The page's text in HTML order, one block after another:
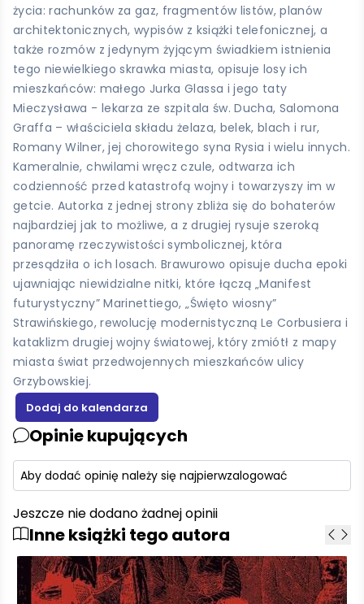
życia: rachunków za gaz, fragmentów listów, planów
architektonicznych, wypisów z książki telefonicznej, a
także rozmów z jedynym żyjącym świadkiem istnienia
tego niewielkiego skrawka miasta, opisuje losy ich
mieszkańców: małego Jurka Glassa i jego taty
Mieczysława - lekarza ze szpitala św. Ducha, Salomona
Graffa – właściciela składu żelaza, belek, blach i rur,
Romany Wilner, jej chorowitego syna Rysia i wielu innych.
Kameralnie, chwilami wręcz czule, odtwarza ich
codzienność przed katastrofą wojny i towarzyszy im w
getcie. Autorka z jednej strony zbliża się do bohaterów
najbardziej jak to możliwe, a z drugiej rysuje szeroką
panoramę rzeczywistości symbolicznej, która
przesądziła o ich losach. Brawurowo opisuje ducha epoki
ujawniając niewidzialne nitki, które łączą „Manifest
futurystyczny” Marinettiego, „Święto wiosny”
Strawińskiego, rewolucję modernistyczną Le Corbusiera i
kataklizm drugiej wojny światowej, który zmiótł z mapy
miasta świat przedwojennych mieszkańców ulicy
Grzybowskiej.
Opinie kupujących
Aby dodać opinię należy się najpierwzalogować
Jeszcze nie dodano żadnej opinii
Inne książki tego autora